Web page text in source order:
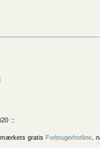
gratis Forbrugerhotline,